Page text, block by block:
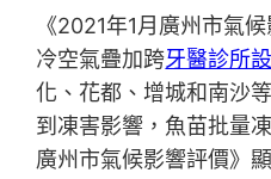
《2021年1月廣州市氣
冷空氣疊加跨牙醫診所
化、花都、增城和南沙
到凍害影響，魚苗批量
廣州市氣候影響評價》